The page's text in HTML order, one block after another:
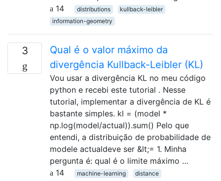
14
distributions
kullback-leibler
information-geometry
3
Qual é o valor máximo da
divergência Kullback-Leibler (KL)
Vou usar a divergência KL no meu código
python e recebi este tutorial . Nesse
tutorial, implementar a divergência de KL é
bastante simples. kl = (model *
np.log(model/actual)).sum() Pelo que
entendi, a distribuição de probabilidade de
modele actualdeve ser &lt;= 1. Minha
pergunta é: qual é o limite máximo …
14
machine-learning
distance